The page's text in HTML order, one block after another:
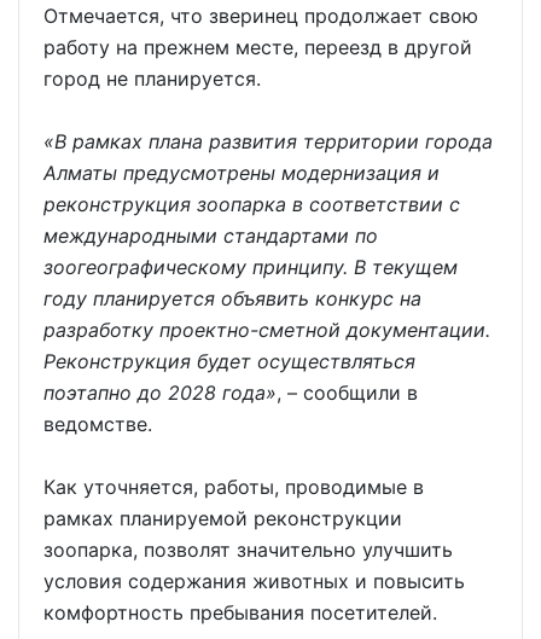
Отмечается, что зверинец продолжает свою
работу на прежнем месте, переезд в другой
город не планируется.
«В рамках плана развития территории города
Алматы предусмотрены модернизация и
реконструкция зоопарка в соответствии с
международными стандартами по
зоогеографическому принципу. В текущем
году планируется объявить конкурс на
разработку проектно-сметной документации.
Реконструкция будет осуществляться
поэтапно до 2028 года», – сообщили в
ведомстве.
Как уточняется, работы, проводимые в
рамках планируемой реконструкции
зоопарка, позволят значительно улучшить
условия содержания животных и повысить
комфортность пребывания посетителей.